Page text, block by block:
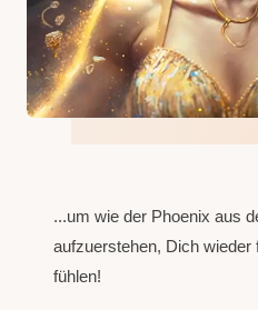
...um wie der Phoenix aus
aufzuerstehen, Dich wieder
fühlen!